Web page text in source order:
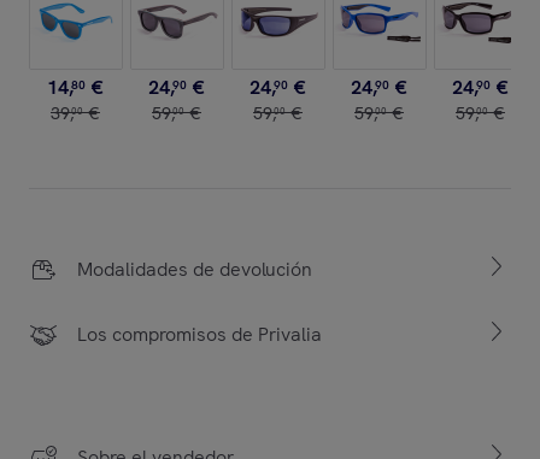
14,80 €
39,00 €
24,90 €
59,00 €
24,90 €
59,00 €
24,90 €
59,00 €
24,90 €
59,00 €
Modalidades de devolución
Los compromisos de Privalia